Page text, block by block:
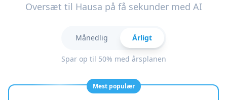
Oversæt til Hausa på få sekunder med AI
Månedlig Årligt
Spar op til 50% med årsplanen
Mest populær